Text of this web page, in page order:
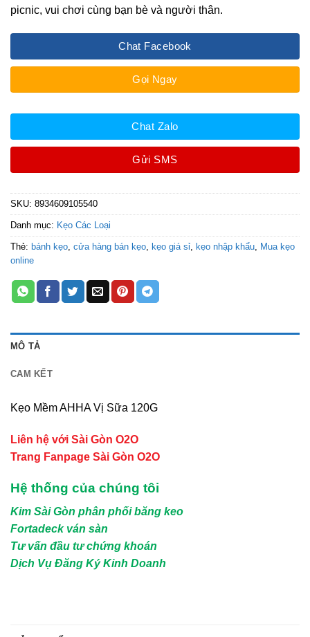
picnic, vui chơi cùng bạn bè và người thân.
Chat Facebook
Gọi Ngay
Chat Zalo
Gửi SMS
SKU: 8934609105540
Danh mục: Kẹo Các Loại
Thẻ: bánh kẹo, cửa hàng bán kẹo, kẹo giá sỉ, kẹo nhập khẩu, Mua kẹo
online
MÔ TẢ
CAM KẾT
Kẹo Mềm AHHA Vị Sữa 120G
Liên hệ với Sài Gòn O2O
Trang Fanpage Sài Gòn O2O
Hệ thống của chúng tôi
Kim Sài Gòn phân phối băng keo
Fortadeck ván sàn
Tư vấn đầu tư chứng khoán
Dịch Vụ Đăng Ký Kinh Doanh